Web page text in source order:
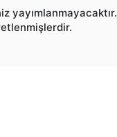
yayımlanmayacaktır.